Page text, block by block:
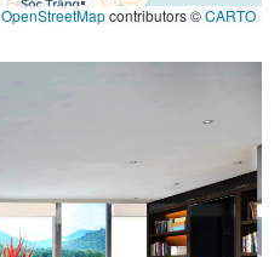
OpenStreetMapcontributors ©CARTO